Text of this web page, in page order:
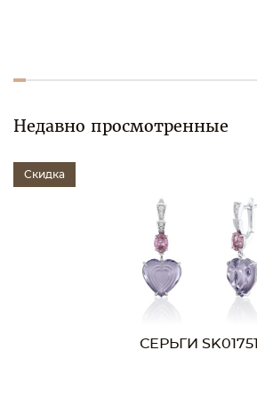
Недавно просмотренные
Скидка
СЕРЬГИ SK01751